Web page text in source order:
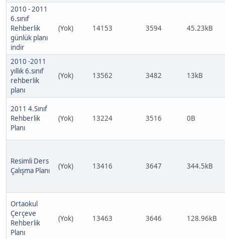
2010 - 2011
6.sınıf
Rehberlik
günlük planı
indir
(Yok) 14153 3594 45.23kB
2010 -2011
yıllık 6.sınıf
rehberlik
planı
(Yok) 13562 3482 13kB
2011 4.Sınıf
Rehberlik
Planı
(Yok) 13224 3516 0B
Resimli Ders
Çalışma Planı
(Yok) 13416 3647 344.5kB
Ortaokul
Çerçeve
Rehberlik
Planı
(Yok) 13463 3646 128.96kB